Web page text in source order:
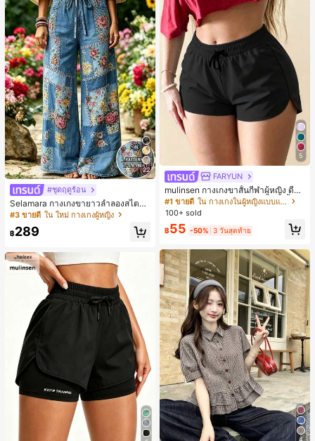
22
#ชุดฤดูร้อน
Selamara กางเกงขายาวลำลองสไตล์โ
บฮีเมียนสำหรับพักผ่อน สีกากี ผิวสัมผัส
มีเท็กซ์เจอร์ เอวสูงทรงหลวม เอวยางยืด
พร้อมเชือกรูด ทรงขาตรงทิ้งตัว ขากว้า
ดินทาง
#3 ขายดี ใน ใหม่ กางเกงผู้หญิง
฿289
5
FARYUN
mulinsen กางเกงขาสั้นกีฬาผู้หญิง ดีไซ
น์ปลายเปิด เอวยืดหยุ่น กางเกงขาสั้น
ลำลองกีฬาฤดูร้อน ความยาว 3/4
#1 ขายดี
ใน กางเกงในผู้หญิงแบบแอคทีฟ
100+ sold
฿55 -50% 3 วันสุดท้าย
4